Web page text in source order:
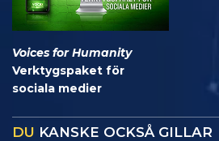
Voices for Humanity
Verktygspaket för
sociala medier
DU KANSKE OCKSÅ GILLAR